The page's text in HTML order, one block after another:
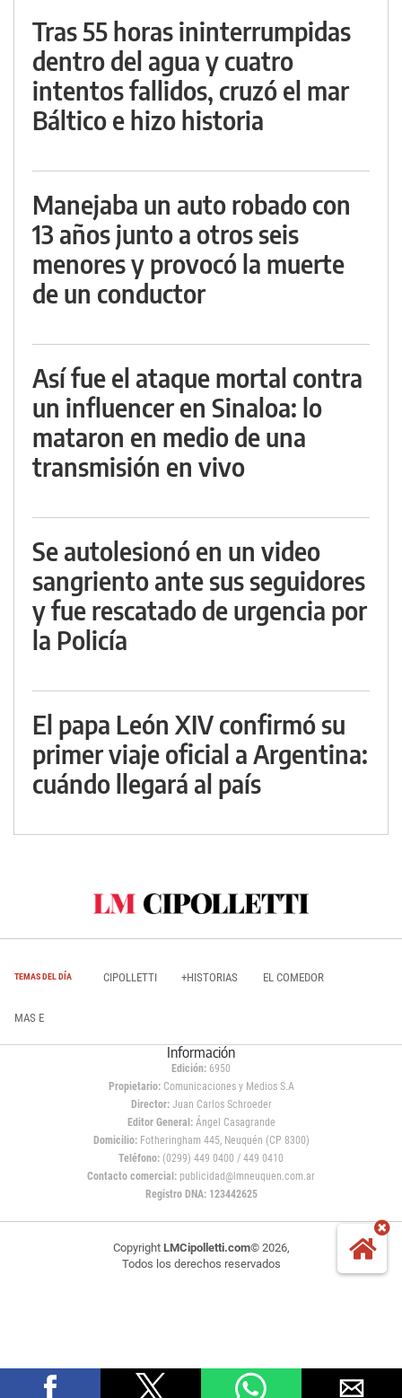
Tras 55 horas ininterrumpidas
dentro del agua y cuatro
intentos fallidos, cruzó el mar
Báltico e hizo historia
Manejaba un auto robado con
13 años junto a otros seis
menores y provocó la muerte
de un conductor
Así fue el ataque mortal contra
un influencer en Sinaloa: lo
mataron en medio de una
transmisión en vivo
Se autolesionó en un video
sangriento ante sus seguidores
y fue rescatado de urgencia por
la Policía
El papa León XIV confirmó su
primer viaje oficial a Argentina:
cuándo llegará al país
TEMAS DEL DÍA CIPOLLETTI +HISTORIAS EL COMEDOR
MAS E
Información
Edición: 6950
Propietario:Comunicaciones y Medios S.A
Director: Juan Carlos Schroeder
Editor General:Ángel Casagrande
Domicilio:Fotheringham 445, Neuquén (CP 8300)
Teléfono: (0299) 449 0400 / 449 0410
Contacto comercial: publicidad@lmneuquen.com.ar
Registro DNA: 123442625
Copyright LMCipolletti.com© 2026,
Todos los derechos reservados